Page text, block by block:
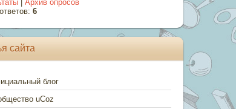
|Архив опросов
6
сайта
блог
uCoz